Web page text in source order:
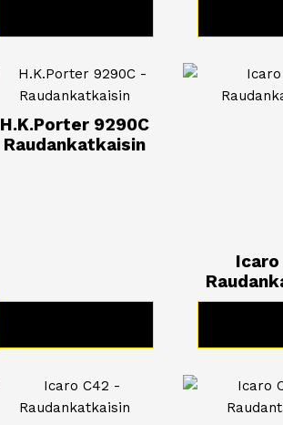
H.K.Porter 9290C
Raudankatkaisin
Icaro